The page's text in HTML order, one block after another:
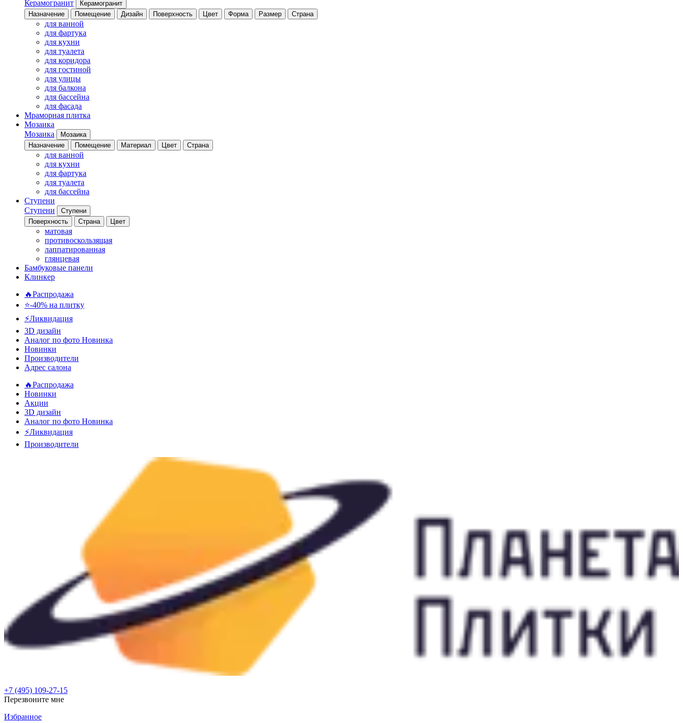
Керамогранит
Керамогранит
Назначение
Помещение Дизайн Поверхность Цвет Форма Размер Страна
для ванной
для фартука
для кухни
для туалета
для коридора
для гостиной
для улицы
для балкона
для бассейна
для фасада
Мраморная плитка
Мозаика
Мозаика
Мозаика
Назначение
Помещение Материал Цвет Страна
для ванной
для кухни
для фартука
для туалета
для бассейна
Ступени
Ступени
Ступени
Поверхность
Страна Цвет
матовая
противоскользящая
лаппатированная
глянцевая
Бамбуковые панели
Клинкер
🔥Распродажа
⭐-40% на плитку
⚡️Ликвидация
3D дизайн
Аналог по фото Новинка
Новинки
Производители
Адрес салона
🔥Распродажа
Новинки
Акции
3D дизайн
Аналог по фото Новинка
⚡Ликвидация
Производители
+7 (495) 109-27-15
Перезвоните мне
Избранное